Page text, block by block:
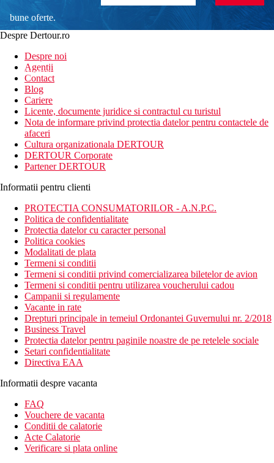
bune oferte.
newsletter!
Despre Dertour.ro
Despre noi
Agentii
Contact
Blog
Cariere
Licente, documente juridice si contractul cu turistul
Nota de informare privind protectia datelor pentru contactele de
afaceri
Cultura organizationala DERTOUR
DERTOUR Corporate
Partener DERTOUR
Informatii pentru clienti
PROTECTIA CONSUMATORILOR - A.N.P.C.
Politica de confidentialitate
Protectia datelor cu caracter personal
Politica cookies
Modalitati de plata
Termeni si conditii
Termeni si conditii privind comercializarea biletelor de avion
Termeni si conditii pentru utilizarea voucherului cadou
Campanii si regulamente
Vacante in rate
Drepturi principale in temeiul Ordonantei Guvernului nr. 2/2018
Business Travel
Protectia datelor pentru paginile noastre de pe retelele sociale
Setari confidentialitate
Directiva EAA
Informatii despre vacanta
FAQ
Vouchere de vacanta
Conditii de calatorie
Acte Calatorie
Verificare si plata online